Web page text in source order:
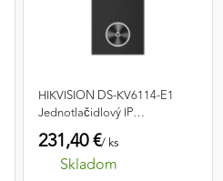
HIKVISION DS-KV6114-E1
Jednotlačidlový IP
videovrátnik
231,40 €/ ks
Skladom